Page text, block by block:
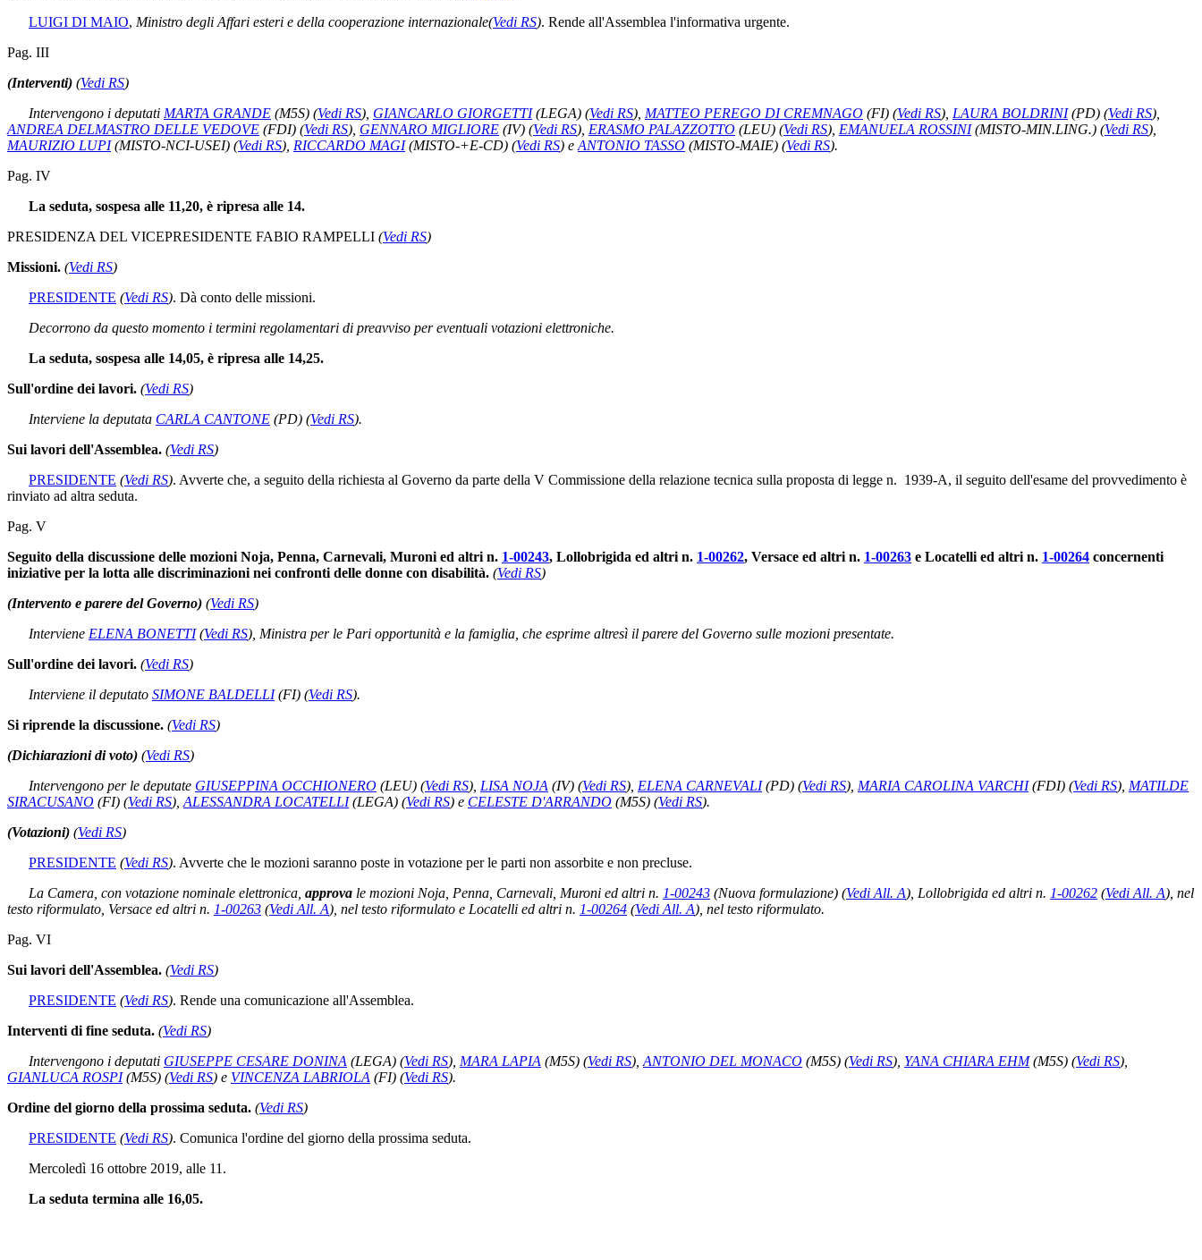
LUIGI DI MAIO, Ministro degli Affari esteri e della cooperazione internazionale(Vedi RS). Rende all'Assemblea l'informativa urgente.
Pag. III
(Interventi) (Vedi RS)
Intervengono i deputati MARTA GRANDE (M5S) (Vedi RS) GIANCARLO GIORGETTI(LEGA) (Vedi RS) MATTEO PEREGO DI CREMNAGO (FI) (Vedi RS) LAURA BOLDRINI(PD) (Vedi RS)
ANDREA DELMASTRO DELLE VEDOVE (FDI) (Vedi RS) GENNARO MIGLIORE (IV) (Vedi RS) ERASMO PALAZZOTTO (LEU) (Vedi RS) EMANUELA ROSSINI(MISTO-MIN.LING.) (Vedi RS)
MAURIZIO LUPI(MISTO-NCI-USEI) (Vedi RS) RICCARDO MAGI(MISTO-+E-CD) (Vedi RS) e ANTONIO TASSO (MISTO-MAIE) (Vedi RS).
Pag. IV
La seduta, sospesa alle 11,20, è ripresa alle 14.
PRESIDENZA DEL VICEPRESIDENTE FABIO RAMPELLI (Vedi RS)
Missioni. (Vedi RS)
PRESIDENTE (Vedi RS). Dà conto delle missioni.
Decorrono da questo momento i termini regolamentari di preavviso per eventuali votazioni elettroniche.
La seduta, sospesa alle 14,05, è ripresa alle 14,25.
Sull'ordine dei lavori. (Vedi RS)
Interviene la deputata CARLA CANTONE (PD) (Vedi RS).
Sui lavori dell'Assemblea. (Vedi RS)
PRESIDENTE (Vedi RS). Avverte che, a seguito della richiesta al Governo da parte della V Commissione della relazione tecnica sulla proposta di legge n. 1939-A, il seguito dell'esame del provvedimento è
rinviato ad altra seduta.
Pag. V
Seguito della discussione delle mozioni Noja, Penna, Carnevali, Muroni ed altri n. 1-00243, Lollobrigida ed altri n. 1-00262, Versace ed altri n. 1-00263 e Locatelli ed altri n. 1-00264 concernenti
iniziative per la lotta alle discriminazioni nei confronti delle donne con disabilità. (Vedi RS)
(Intervento e parere del Governo) (Vedi RS)
Interviene ELENA BONETTI (Vedi RS) , Ministra per le Pari opportunità e la famiglia, che esprime altresì il parere del Governo sulle mozioni presentate.
Sull'ordine dei lavori. (Vedi RS)
Interviene il deputato SIMONE BALDELLI(FI) (Vedi RS).
Si riprende la discussione. (Vedi RS)
(Dichiarazioni di voto) (Vedi RS)
Intervengono per le deputate GIUSEPPINA OCCHIONERO (LEU) (Vedi RS) LISA NOJA (IV) (Vedi RS) ELENA CARNEVALI(PD) (Vedi RS) MARIA CAROLINA VARCHI(FDI) (Vedi RS) MATILDE
SIRACUSANO (FI) (Vedi RS) ALESSANDRA LOCATELLI(LEGA) (Vedi RS) e CELESTE D'ARRANDO (M5S) (Vedi RS).
(Votazioni) (Vedi RS)
PRESIDENTE (Vedi RS). Avverte che le mozioni saranno poste in votazione per le parti non assorbite e non precluse.
La Camera, con votazione nominale elettronica, approva le mozioni Noja, Penna, Carnevali, Muroni ed altri n. 1-00243 (Nuova formulazione) (Vedi All. A), Lollobrigida ed altri n. 1-00262 (Vedi All. A) , nel
testo riformulato, Versace ed altri n. 1-00263 (Vedi All. A) , nel testo riformulato e Locatelli ed altri n. 1-00264 (Vedi All. A) , nel testo riformulato.
Pag. VI
Sui lavori dell'Assemblea. (Vedi RS)
PRESIDENTE (Vedi RS). Rende una comunicazione all'Assemblea.
Interventi di fine seduta. (Vedi RS)
Intervengono i deputati GIUSEPPE CESARE DONINA (LEGA) (Vedi RS) MARA LAPIA (M5S) (Vedi RS) ANTONIO DEL MONACO (M5S) (Vedi RS) YANA CHIARA EHM(M5S) (Vedi RS)
GIANLUCA ROSPI(M5S) (Vedi RS) e VINCENZA LABRIOLA (FI) (Vedi RS).
Ordine del giorno della prossima seduta. (Vedi RS)
PRESIDENTE (Vedi RS). Comunica l'ordine del giorno della prossima seduta.
Mercoledì 16 ottobre 2019, alle 11.
La seduta termina alle 16,05.